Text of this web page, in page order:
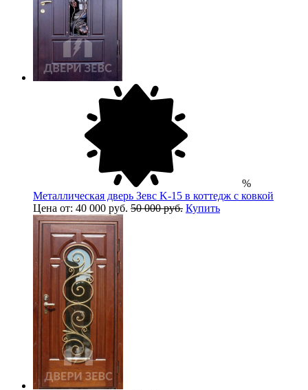
%
Металлическая дверь Зевс K-15 в коттедж с ковкой
Цена от: 40 000 руб. 50 000 руб. Купить